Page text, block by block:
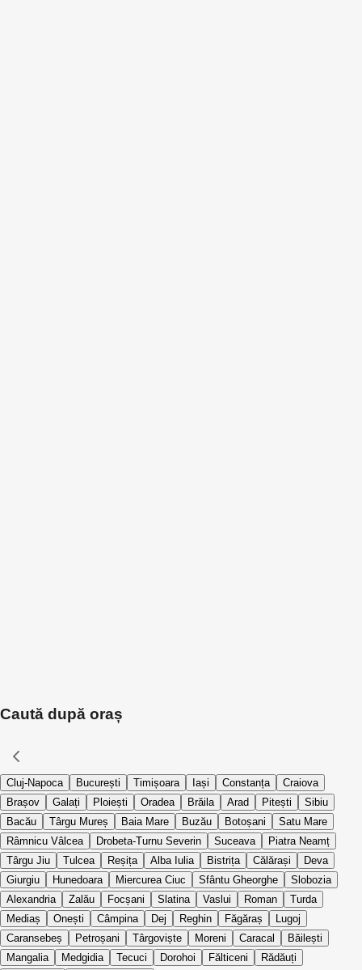
Caută după oraș
Cluj-Napoca București Timișoara Iași Constanța
Craiova
Brașov
Galați Ploiești Oradea Brăila Arad Pitești
Sibiu
Bacău
Târgu Mureș Baia Mare Buzău Botoșani
Satu Mare
Râmnicu Vâlcea
Drobeta-Turnu Severin Suceava
Piatra Neamț
Târgu Jiu
Tulcea Reșița Alba Iulia Bistrița Călărași
Deva
Giurgiu
Hunedoara Miercurea Ciuc Sfântu Gheorghe
Slobozia
Alexandria
Zalău Focșani Slatina Vaslui Roman
Turda
Mediaș
Onești Câmpina Dej Reghin Făgăraș
Lugoj
Caransebeș
Petroșani Târgoviște Moreni Caracal
Băilești
Mangalia
Medgidia Tecuci Dorohoi Fălticeni
Rădăuți